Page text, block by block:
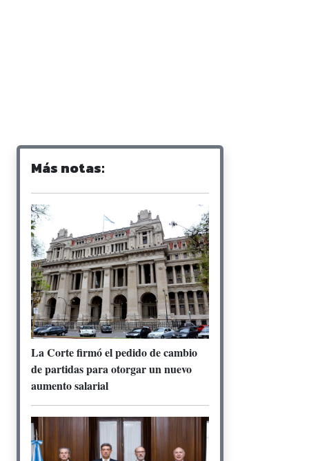
Más notas:
La Corte firmó el pedido de cambio
de partidas para otorgar un nuevo
aumento salarial